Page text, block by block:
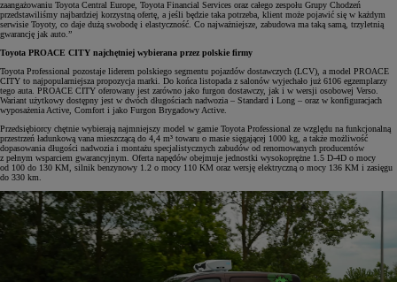
zaangażowaniu Toyota Central Europe, Toyota Financial Services oraz całego zespołu Grupy Chodzeń
przedstawiliśmy najbardziej korzystną ofertę, a jeśli będzie taka potrzeba, klient może pojawić się w każdym
serwisie Toyoty, co daje dużą swobodę i elastyczność. Co najważniejsze, zabudowa ma taką samą, trzyletnią
gwarancję jak auto.”
Toyota PROACE CITY najchętniej wybierana przez polskie firmy
Toyota Professional pozostaje liderem polskiego segmentu pojazdów dostawczych (LCV), a model PROACE
CITY to najpopularniejsza propozycja marki. Do końca listopada z salonów wyjechało już 6106 egzemplarzy
tego auta. PROACE CITY oferowany jest zarówno jako furgon dostawczy, jak i w wersji osobowej Verso.
Wariant użytkowy dostępny jest w dwóch długościach nadwozia – Standard i Long – oraz w konfiguracjach
wyposażenia Active, Comfort i jako Furgon Brygadowy Active.
Przedsiębiorcy chętnie wybierają najmniejszy model w gamie Toyota Professional ze względu na funkcjonalną
przestrzeń ładunkową vana mieszczącą do 4,4 m³ towaru o masie sięgającej 1000 kg, a także możliwość
dopasowania długości nadwozia i montażu specjalistycznych zabudów od renomowanych producentów
z pełnym wsparciem gwarancyjnym. Oferta napędów obejmuje jednostki wysokoprężne 1.5 D-4D o mocy
od 100 do 130 KM, silnik benzynowy 1.2 o mocy 110 KM oraz wersję elektryczną o mocy 136 KM i zasięgu
do 330 km.